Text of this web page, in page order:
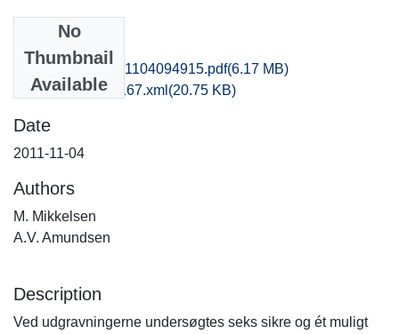
No
Thumbnail
Available
vsm1kate_20111104094915.pdf(6.17 MB)
recordxml_item_167.xml (20.75 KB)
Date
2011-11-04
Authors
M. Mikkelsen
A.V. Amundsen
Description
Ved udgravningerne undersøgtes seks sikre og ét muligt